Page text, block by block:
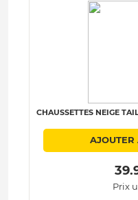
CHAUSSETTES NEIGE
AJOUTER
Prix